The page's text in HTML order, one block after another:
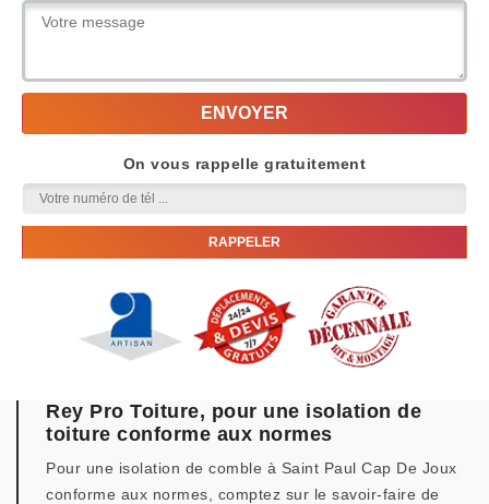
On vous rappelle gratuitement
Rey Pro Toiture, pour une isolation de
toiture conforme aux normes
Pour une isolation de comble à Saint Paul Cap De Joux
conforme aux normes, comptez sur le savoir-faire de